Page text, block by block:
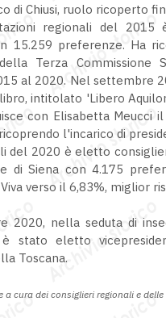
di Chiusi, ruolo ricoperto
regionali del
15.259 preferenze. Ha
Terza Commissione
al 2020. Nel settembre
intitolato 'Libero
con Elisabetta Meucci
l'incarico di
del 2020 è eletto
di Siena con 4.175
verso il 6,83%, miglior
2020, nella seduta di
è stato eletto
Toscana.
a cura dei consiglieri regionali e